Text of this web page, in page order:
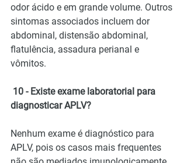
odor ácido e em grande volume. Outros
sintomas associados incluem dor
abdominal, distensão abdominal,
flatulência, assadura perianal e
vômitos.
diagnosticar APLV?
Nenhum exame é diagnóstico para
APLV, pois os casos mais frequentes